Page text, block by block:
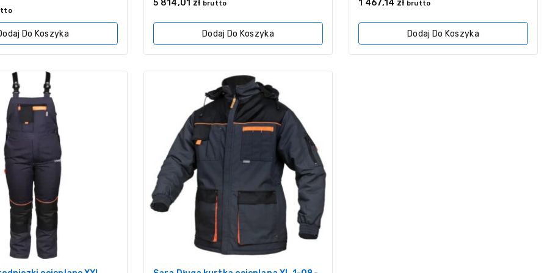
Do Koszyka
5 814,01 zł brutto
Dodaj Do Koszyka
1 467,14 zł brutto
Dodaj Do Koszyka